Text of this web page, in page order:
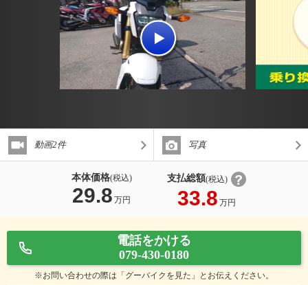
動画2件 写真
本体価格(税込)
29.8 万円
支払総額(税込)
33.8 万円
電話をかける
079-430-0180
※お問い合わせの際は「グーバイクを見た」とお伝えください。